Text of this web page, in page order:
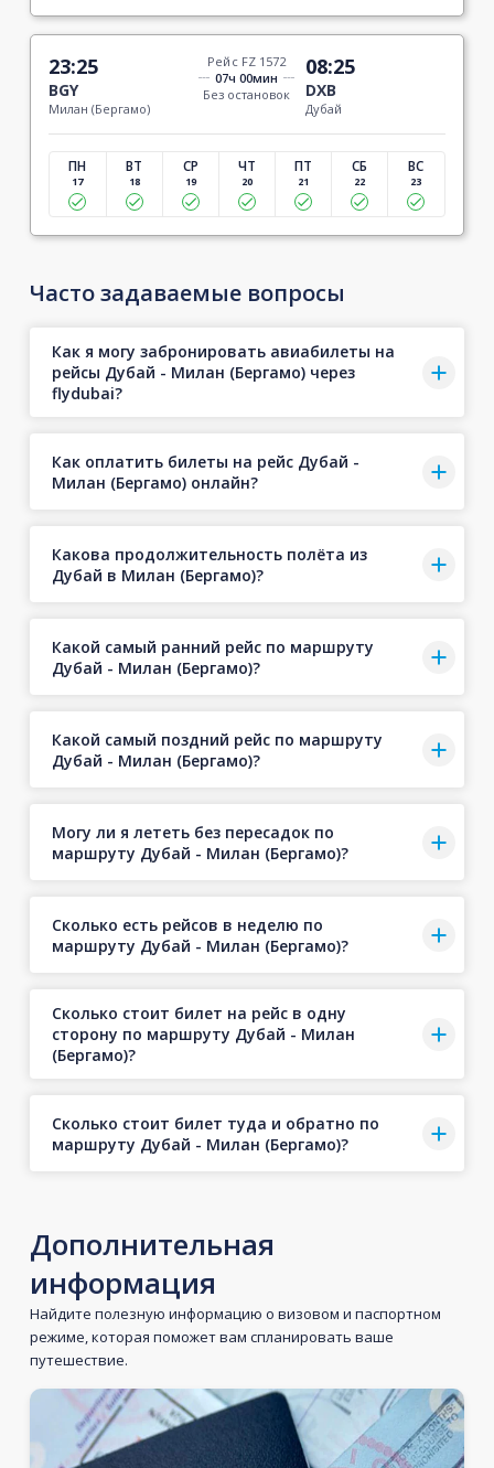
23:25
BGY
Милан (Бергамо)
Рейс FZ 1572
07ч 00мин
Без остановок
08:25
DXB
Дубай
ПН
17
ВТ
18
СР
19
ЧТ
20
ПТ
21
СБ
22
ВС
23
Часто задаваемые вопросы
Как я могу забронировать авиабилеты на
рейсы Дубай - Милан (Бергамо) через
flydubai?
Как оплатить билеты на рейс Дубай -
Милан (Бергамо) онлайн?
Какова продолжительность полёта из
Дубай в Милан (Бергамо)?
Какой самый ранний рейс по маршруту
Дубай - Милан (Бергамо)?
Какой самый поздний рейс по маршруту
Дубай - Милан (Бергамо)?
Могу ли я лететь без пересадок по
маршруту Дубай - Милан (Бергамо)?
Сколько есть рейсов в неделю по
маршруту Дубай - Милан (Бергамо)?
Сколько стоит билет на рейс в одну
сторону по маршруту Дубай - Милан
(Бергамо)?
Сколько стоит билет туда и обратно по
маршруту Дубай - Милан (Бергамо)?
Дополнительная
информация
Найдите полезную информацию о визовом и паспортном
режиме, которая поможет вам спланировать ваше
путешествие.